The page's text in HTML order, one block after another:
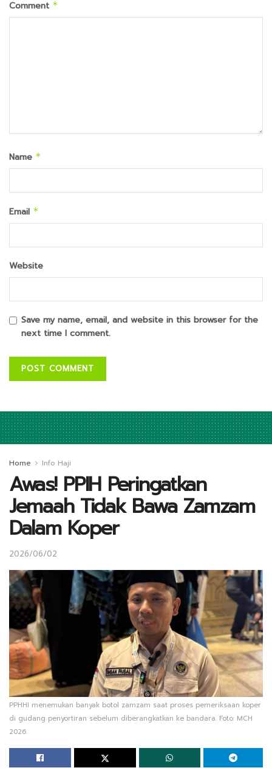
Comment *
Name *
Email *
Website
Save my name, email, and website in this browser for the
next time I comment.
Home Info Haji
Awas! PPIH Peringatkan
Jemaah Tidak Bawa Zamzam
Dalam Koper
2026/06/02
PPHHI menemukan banyak botol zamzam saat proses pemeriksaan koper
di gudang penyortiran sebelum diberangkatkan ke bandara. Foto: MCH
2026.